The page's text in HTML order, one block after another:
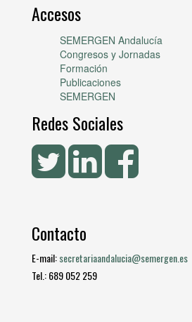
Accesos
SEMERGEN Andalucía
Congresos y Jornadas
Formación
Publicaciones
SEMERGEN
Redes Sociales
Contacto
E-mail:secretariaandalucia@semergen.es
Tel.: 689 052 259